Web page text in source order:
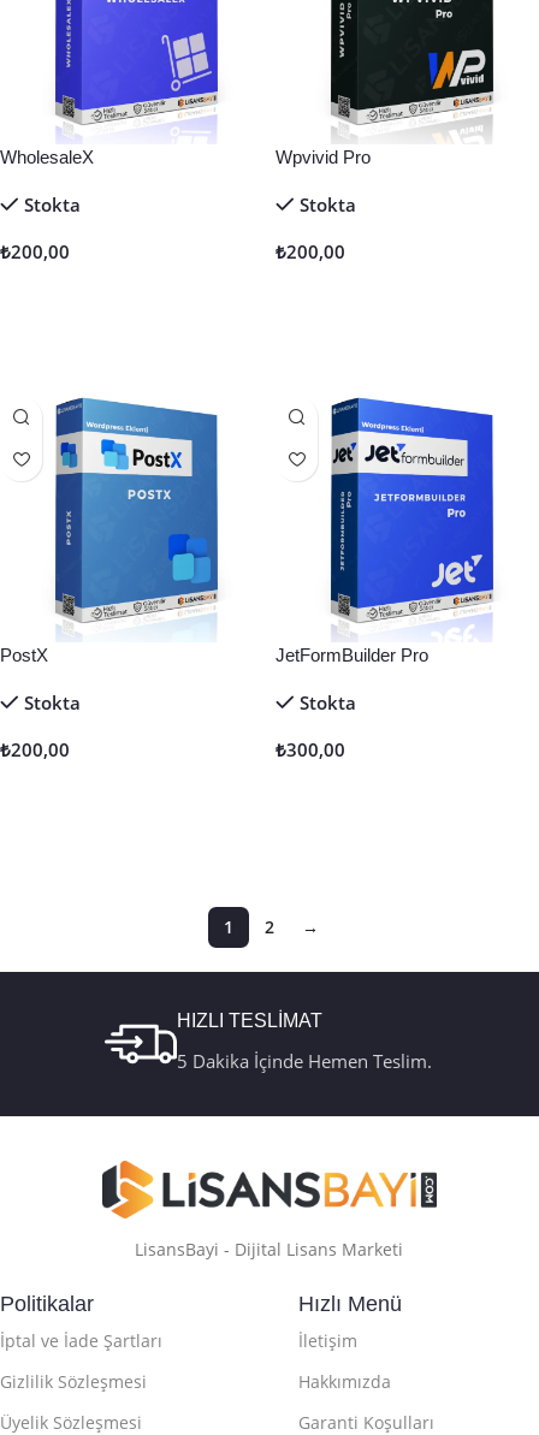
WholesaleX
Stokta
₺200,00
Wpvivid Pro
Stokta
₺200,00
PostX
Stokta
₺200,00
JetFormBuilder Pro
Stokta
₺300,00
1 2 →
HIZLI TESLİMAT
5 Dakika İçinde Hemen Teslim.
LisansBayi - Dijital Lisans Marketi
Politikalar
İptal ve İade Şartları
Gizlilik Sözleşmesi
Üyelik Sözleşmesi
Hızlı Menü
İletişim
Hakkımızda
Garanti Koşulları